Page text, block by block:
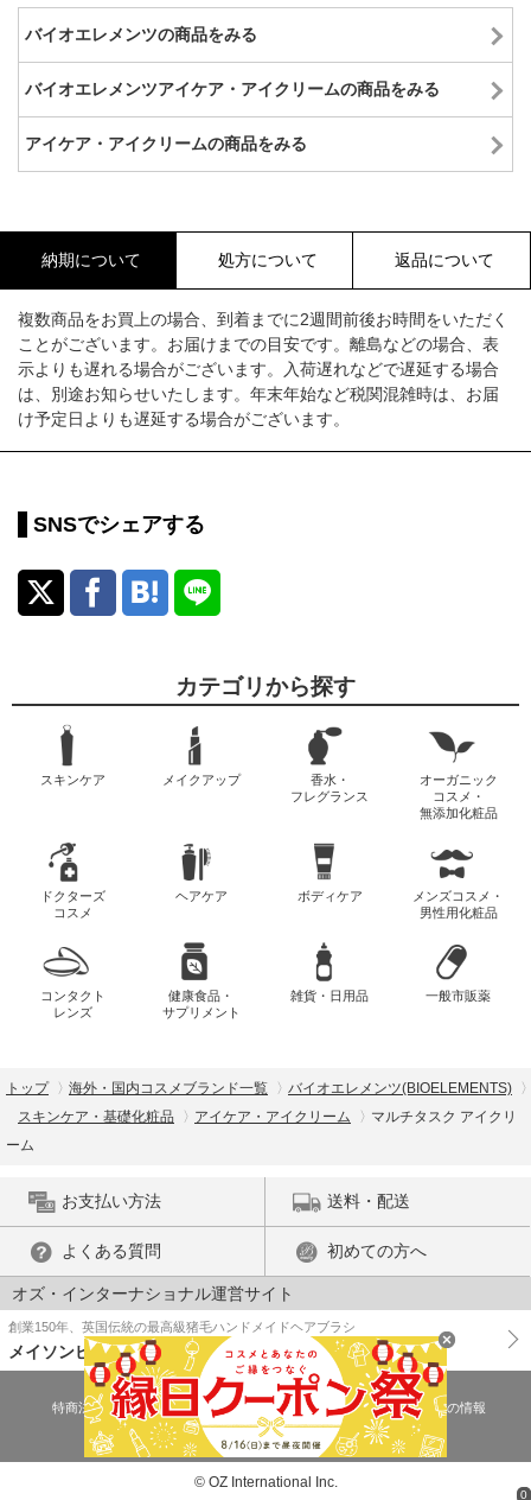
バイオエレメンツの商品をみる
バイオエレメンツアイケア・アイクリームの商品をみる
アイケア・アイクリームの商品をみる
納期について 処方について 返品について
複数商品をお買上の場合、到着までに2週間前後お時間をいただく
ことがございます。お届けまでの目安です。離島などの場合、表
示よりも遅れる場合がございます。入荷遅れなどで遅延する場合
は、別途お知らせいたします。年末年始など税関混雑時は、お届
け予定日よりも遅延する場合がございます。
SNSでシェアする
0
カテゴリから探す
スキンケア メイクアップ
香水・
フレグランス
オーガニック
コスメ・
無添加化粧品
ドクターズ
コスメ
ヘアケア ボディケア
メンズコスメ・
男性用化粧品
コンタクト
レンズ
健康食品・
サプリメント
雑貨・日用品 一般市販薬
トップ 海外・国内コスメブランド一覧
バイオエレメンツ(BIOELEMENTS)
スキンケア・基礎化粧品
アイケア・アイクリーム
マルチタスク アイクリ
ーム
お支払い方法 送料・配送
よくある質問 初めての方へ
オズ・インターナショナル運営サイト
創業150年、英国伝統の最高級猪毛ハンドメイドヘアブラシ
メイソンピアソン
特商法に基づく表示 プライバシーポリシー
医薬品販売許可証の情報
ご利用規約
PC版で表示
© OZ International Inc.